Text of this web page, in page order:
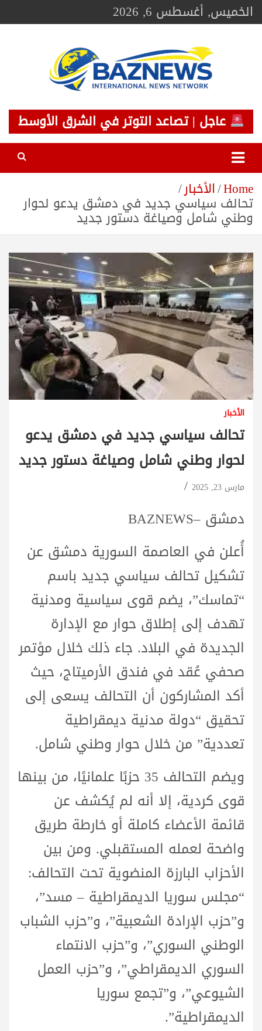
Skip
toالخميس, أغسطس 6, 2026
BAZNEWS
شبكة باز الإخبارية
عاجل | تصاعد التوتر في الشرق الأوسط
Home الأخبار
تحالف سياسي جديد في دمشق يدعو لحوار
وطني شامل وصياغة دستور جديد
الأخبار
تحالف سياسي جديد في دمشق يدعو
لحوار وطني شامل وصياغة دستور جديد
مارس 23, 2025
دمشق –BAZNEWS
أُعلن في العاصمة السورية دمشق عن
تشكيل تحالف سياسي جديد باسم
“تماسك”، يضم قوى سياسية ومدنية
تهدف إلى إطلاق حوار مع الإدارة
الجديدة في البلاد. جاء ذلك خلال مؤتمر
صحفي عُقد في فندق الأرميتاج، حيث
أكد المشاركون أن التحالف يسعى إلى
تحقيق “دولة مدنية ديمقراطية
تعددية” من خلال حوار وطني شامل.
ويضم التحالف 35 حزبًا علمانيًا، من بينها
قوى كردية، إلا أنه لم يُكشف عن
قائمة الأعضاء كاملة أو خارطة طريق
واضحة لعمله المستقبلي. ومن بين
الأحزاب البارزة المنضوية تحت التحالف:
“مجلس سوريا الديمقراطية – مسد”،
و”حزب الإرادة الشعبية”، و”حزب الشباب
الوطني السوري”، و”حزب الانتماء
السوري الديمقراطي”، و”حزب العمل
الشيوعي”، و”تجمع سوريا
الديمقراطية”.